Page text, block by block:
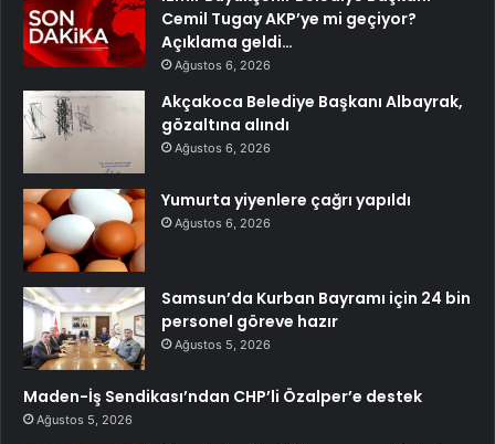
Cemil Tugay AKP’ye mi geçiyor?
Açıklama geldi…
Ağustos 6, 2026
Akçakoca Belediye Başkanı Albayrak,
gözaltına alındı
Ağustos 6, 2026
Yumurta yiyenlere çağrı yapıldı
Ağustos 6, 2026
Samsun’da Kurban Bayramı için 24 bin
personel göreve hazır
Ağustos 5, 2026
Maden-İş Sendikası’ndan CHP’li Özalper’e destek
Ağustos 5, 2026